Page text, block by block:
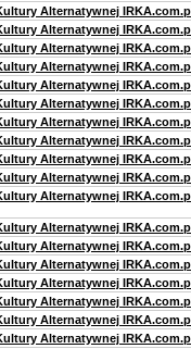
Alternatywnej
Alternatywnej
Alternatywnej
Alternatywnej
Alternatywnej
Alternatywnej
Alternatywnej
Alternatywnej
Alternatywnej
Alternatywnej
Alternatywnej
Alternatywnej
Alternatywnej
Alternatywnej
Alternatywnej
Alternatywnej
Alternatywnej
Alternatywnej